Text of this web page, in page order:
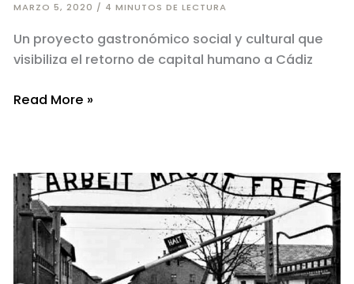
MARZO 5, 2020 / 4 MINUTOS DE LECTURA
Un proyecto gastronómico social y cultural que
visibiliza el retorno de capital humano a Cádiz
Gastrológico,
soberanía
alimentaria
Read More »